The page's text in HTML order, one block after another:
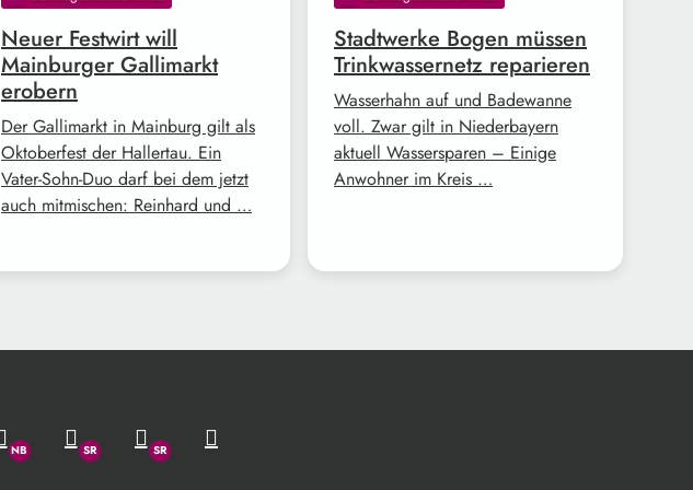
Neuer Festwirt will
Mainburger Gallimarkt
erobern
Der Gallimarkt in Mainburg gilt als
Oktoberfest der Hallertau. Ein
Vater-Sohn-Duo darf bei dem jetzt
auch mitmischen: Reinhard und …
Stadtwerke Bogen müssen
Trinkwassernetz reparieren
Wasserhahn auf und Badewanne
voll. Zwar gilt in Niederbayern
aktuell Wassersparen – Einige
Anwohner im Kreis …